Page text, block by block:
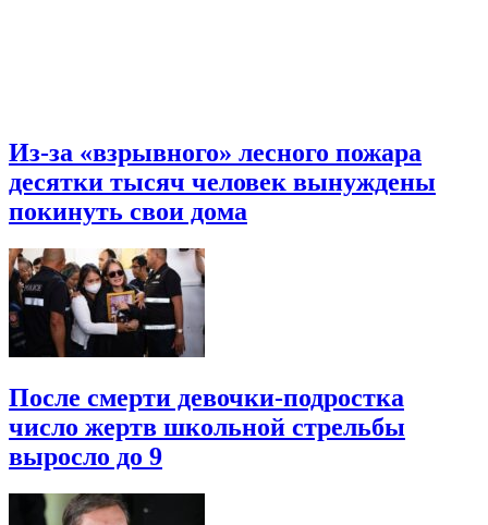
Из-за «взрывного» лесного пожара
десятки тысяч человек вынуждены
покинуть свои дома
После смерти девочки-подростка
число жертв школьной стрельбы
выросло до 9